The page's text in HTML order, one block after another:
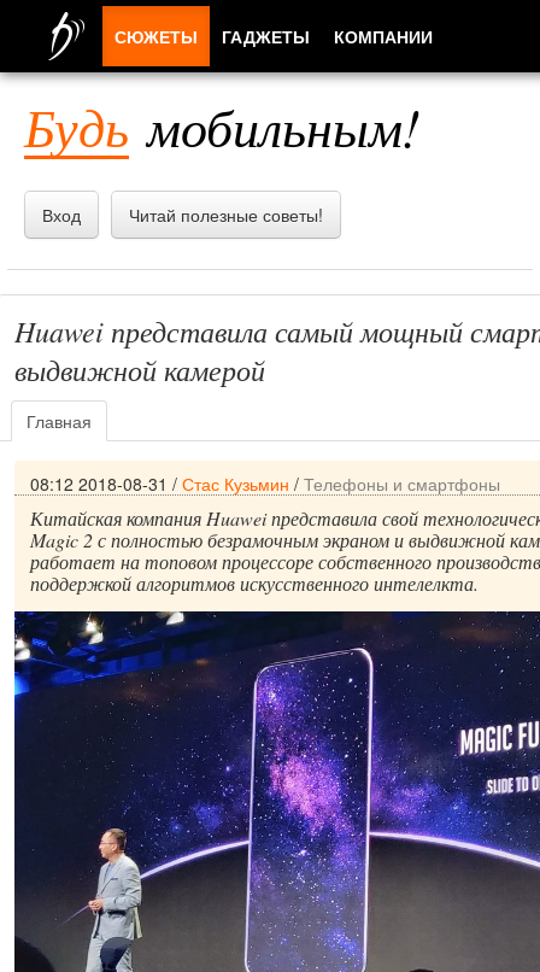
Будь мобильным!
Вход Читай полезные советы!
Huawei представила самый мощный
выдвижной камерой
Главная
08:12 2018-08-31 / Стас Кузьмин / Телефоны и смартфоны
Китайская компания Huawei представила свой
Magic 2 с полностью безрамочным экраном и выдвижной
работает на топовом процессоре собственного
поддержкой алгоритмов искусственного интелелкта.
СЮЖЕТЫ ГАДЖЕТЫ КОМПАНИИ
ПРИЛОЖЕНИЯ